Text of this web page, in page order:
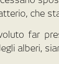
che
far
alberi,